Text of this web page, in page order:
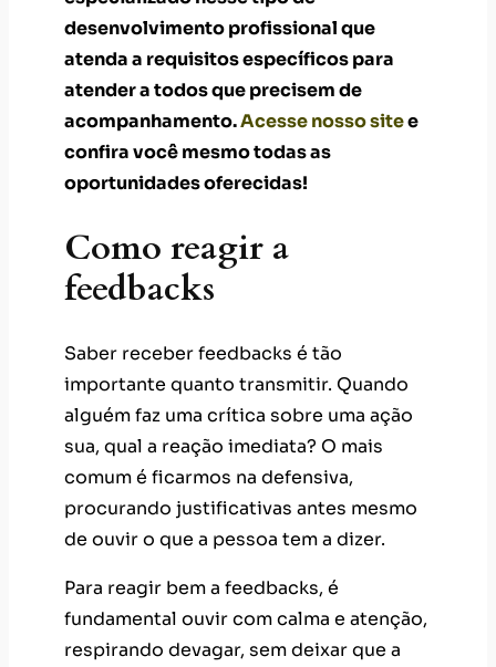
desenvolvimento profissional que
atenda a requisitos específicos para
atender a todos que precisem de
acompanhamento.Acesse nosso sitee
confira você mesmo todas as
oportunidades oferecidas!
Como reagir a
feedbacks
Saber receber feedbacks é tão
importante quanto transmitir. Quando
alguém faz uma crítica sobre uma ação
sua, qual a reação imediata? O mais
comum é ficarmos na defensiva,
procurando justificativas antes mesmo
de ouvir o que a pessoa tem a dizer.
Para reagir bem a feedbacks, é
fundamental ouvir com calma e atenção,
respirando devagar, sem deixar que a